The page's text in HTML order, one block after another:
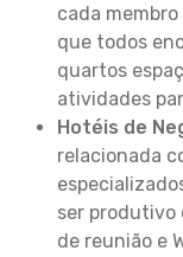
cada
que todos
quartos
atividades
Hotéis de
relacionada
ser produtivo
de reunião e